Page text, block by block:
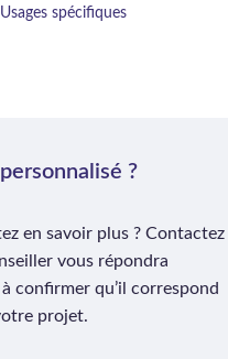
Usages spécifiques
?
en savoir plus ? Contactez
vous répondra
confirmer qu’il correspond
projet.